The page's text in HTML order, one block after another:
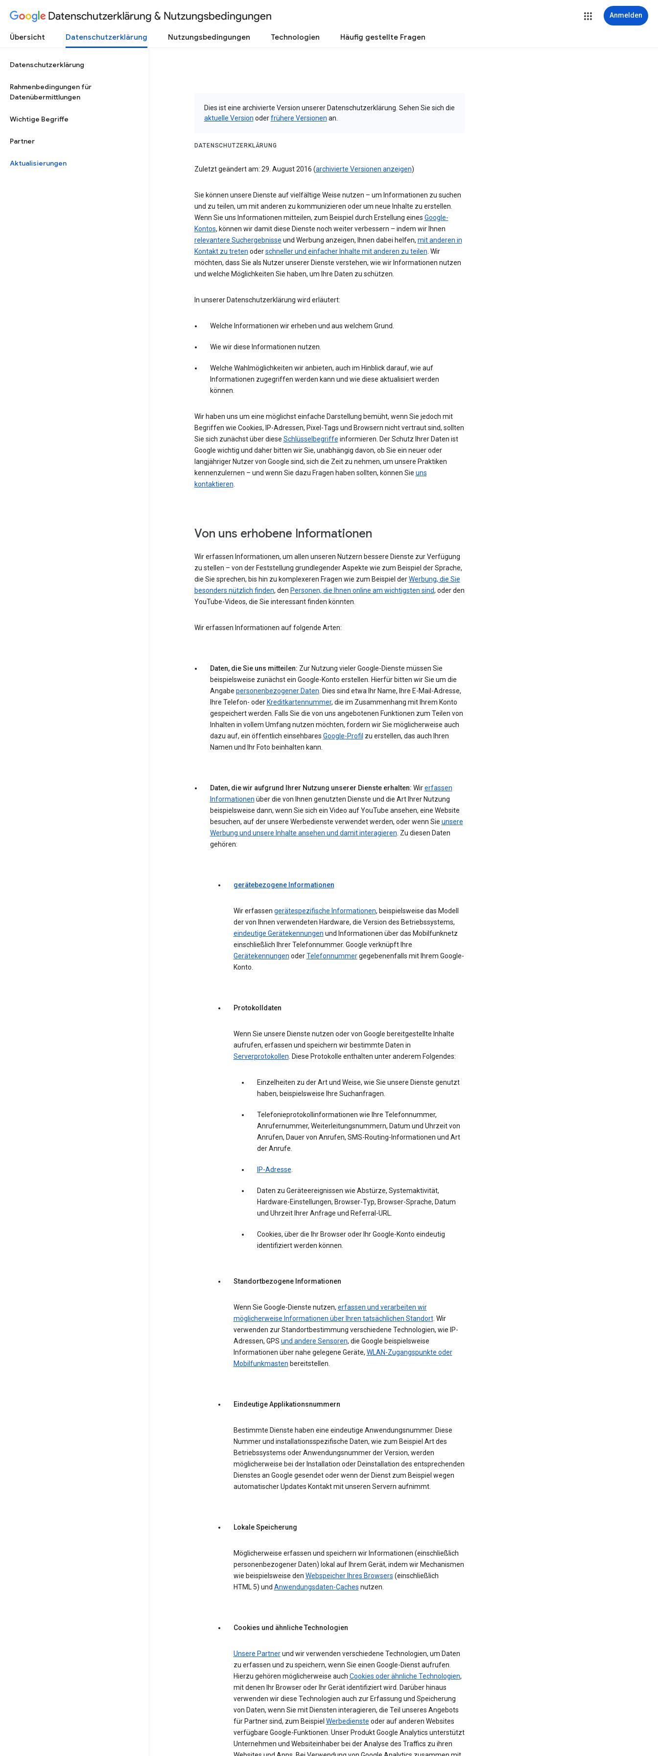
Datenschutzerklärung & Nutzungsbedingungen Anmelden
Übersicht Datenschutzerklärung Nutzungsbedingungen Technologien Häufig gestellte Fragen
Datenschutzerklärung
Rahmenbedingungen für
Datenübermittlungen
Wichtige Begriffe
Partner
Aktualisierungen
Dies ist eine archivierte Version unserer Datenschutzerklärung. Sehen Sie sich die
aktuelle Version oderfrühere Versionen an.
DATENSCHUTZERKLÄRUNG
Zuletzt geändert am: 29. August 2016 (archivierte Versionen anzeigen)
Sie können unsere Dienste auf vielfältige Weise nutzen – um Informationen zu suchen
und zu teilen, um mit anderen zu kommunizieren oder um neue Inhalte zu erstellen.
Wenn Sie uns Informationen mitteilen, zum Beispiel durch Erstellung eines Google-
Kontos, können wir damit diese Dienste noch weiter verbessern – indem wir Ihnen
relevantere Suchergebnisse und Werbung anzeigen, Ihnen dabei helfen, mit anderen in
Kontakt zu treten oderschneller und einfacher Inhalte mit anderen zu teilen. Wir
möchten, dass Sie als Nutzer unserer Dienste verstehen, wie wir Informationen nutzen
und welche Möglichkeiten Sie haben, um Ihre Daten zu schützen.
In unserer Datenschutzerklärung wird erläutert:
Welche Informationen wir erheben und aus welchem Grund.
Wie wir diese Informationen nutzen.
Welche Wahlmöglichkeiten wir anbieten, auch im Hinblick darauf, wie auf
Informationen zugegriffen werden kann und wie diese aktualisiert werden
können.
Wir haben uns um eine möglichst einfache Darstellung bemüht, wenn Sie jedoch mit
Begriffen wie Cookies, IP-Adressen, Pixel-Tags und Browsern nicht vertraut sind, sollten
Sie sich zunächst über diese Schlüsselbegriffe informieren. Der Schutz Ihrer Daten ist
Google wichtig und daher bitten wir Sie, unabhängig davon, ob Sie ein neuer oder
langjähriger Nutzer von Google sind, sich die Zeit zu nehmen, um unsere Praktiken
kennenzulernen – und wenn Sie dazu Fragen haben sollten, können Sie uns
kontaktieren.
Von uns erhobene Informationen
Wir erfassen Informationen, um allen unseren Nutzern bessere Dienste zur Verfügung
zu stellen – von der Feststellung grundlegender Aspekte wie zum Beispiel der Sprache,
die Sie sprechen, bis hin zu komplexeren Fragen wie zum Beispiel derWerbung, die Sie
besonders nützlich finden, den Personen, die Ihnen online am wichtigsten sind, oder den
YouTube-Videos, die Sie interessant finden könnten.
Wir erfassen Informationen auf folgende Arten:
Daten, die Sie uns mitteilen: Zur Nutzung vieler Google-Dienste müssen Sie
beispielsweise zunächst ein Google-Konto erstellen. Hierfür bitten wir Sie um die
Angabe personenbezogener Daten. Dies sind etwa Ihr Name, Ihre E-Mail-Adresse,
Ihre Telefon- oder Kreditkartennummer, die im Zusammenhang mit Ihrem Konto
gespeichert werden. Falls Sie die von uns angebotenen Funktionen zum Teilen von
Inhalten in vollem Umfang nutzen möchten, fordern wir Sie möglicherweise auch
dazu auf, ein öffentlich einsehbares Google-Profil zu erstellen, das auch Ihren
Namen und Ihr Foto beinhalten kann.
Daten, die wir aufgrund Ihrer Nutzung unserer Dienste erhalten: Wirerfassen
Informationen über die von Ihnen genutzten Dienste und die Art Ihrer Nutzung
beispielsweise dann, wenn Sie sich ein Video auf YouTube ansehen, eine Website
besuchen, auf der unsere Werbedienste verwendet werden, oder wenn Sie unsere
Werbung und unsere Inhalte ansehen und damit interagieren. Zu diesen Daten
gehören:
gerätebezogene Informationen
Wir erfassen gerätespezifische Informationen, beispielsweise das Modell
der von Ihnen verwendeten Hardware, die Version des Betriebssystems,
eindeutige Gerätekennungen und Informationen über das Mobilfunknetz
einschließlich Ihrer Telefonnummer. Google verknüpft Ihre
Gerätekennungen oderTelefonnummergegebenenfalls mit Ihrem Google-
Konto.
Protokolldaten
Wenn Sie unsere Dienste nutzen oder von Google bereitgestellte Inhalte
aufrufen, erfassen und speichern wir bestimmte Daten in
Serverprotokollen. Diese Protokolle enthalten unter anderem Folgendes:
Einzelheiten zu der Art und Weise, wie Sie unsere Dienste genutzt
haben, beispielsweise Ihre Suchanfragen.
Telefonieprotokollinformationen wie Ihre Telefonnummer,
Anrufernummer, Weiterleitungsnummern, Datum und Uhrzeit von
Anrufen, Dauer von Anrufen, SMS-Routing-Informationen und Art
der Anrufe.
IP-Adresse.
Daten zu Geräteereignissen wie Abstürze, Systemaktivität,
Hardware-Einstellungen, Browser-Typ, Browser-Sprache, Datum
und Uhrzeit Ihrer Anfrage und Referral-URL.
Cookies, über die Ihr Browser oder Ihr Google-Konto eindeutig
identifiziert werden können.
Standortbezogene Informationen
Wenn Sie Google-Dienste nutzen, erfassen und verarbeiten wir
möglicherweise Informationen über Ihren tatsächlichen Standort. Wir
verwenden zur Standortbestimmung verschiedene Technologien, wie IP-
Adressen, GPS und andere Sensoren, die Google beispielsweise
Informationen über nahe gelegene Geräte, WLAN-Zugangspunkte oder
Mobilfunkmasten bereitstellen.
Eindeutige Applikationsnummern
Bestimmte Dienste haben eine eindeutige Anwendungsnummer. Diese
Nummer und installationsspezifische Daten, wie zum Beispiel Art des
Betriebssystems oder Anwendungsnummer der Version, werden
möglicherweise bei der Installation oder Deinstallation des entsprechenden
Dienstes an Google gesendet oder wenn der Dienst zum Beispiel wegen
automatischer Updates Kontakt mit unseren Servern aufnimmt.
Lokale Speicherung
Möglicherweise erfassen und speichern wir Informationen (einschließlich
personenbezogener Daten) lokal auf Ihrem Gerät, indem wir Mechanismen
wie beispielsweise den Webspeicher Ihres Browsers (einschließlich
HTML 5) und Anwendungsdaten-Caches nutzen.
Cookies und ähnliche Technologien
Unsere Partnerund wir verwenden verschiedene Technologien, um Daten
zu erfassen und zu speichern, wenn Sie einen Google-Dienst aufrufen.
Hierzu gehören möglicherweise auch Cookies oder ähnliche Technologien,
mit denen Ihr Browser oder Ihr Gerät identifiziert wird. Darüber hinaus
verwenden wir diese Technologien auch zur Erfassung und Speicherung
von Daten, wenn Sie mit Diensten interagieren, die Teil unseres Angebots
für Partner sind, zum Beispiel Werbedienste oder auf anderen Websites
verfügbare Google-Funktionen. Unser Produkt Google Analytics unterstützt
Unternehmen und Websiteinhaber bei der Analyse des Traffics zu ihren